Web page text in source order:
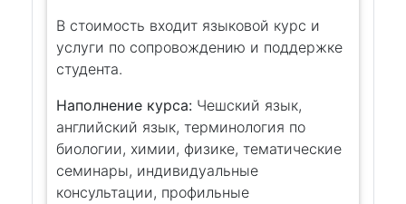
В стоимость входит языковой курс и
услуги по сопровождению и поддержке
студента.
Наполнение курса: Чешский язык,
английский язык, терминология по
биологии, химии, физике, тематические
семинары, индивидуальные
консультации, профильные